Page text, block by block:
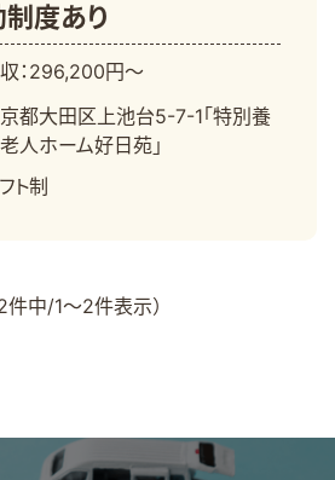
度あり
：296,200円～
都大田区上池台5-7-1「特別養
人ホーム好日苑」
ト制
件中/1～2件表示）